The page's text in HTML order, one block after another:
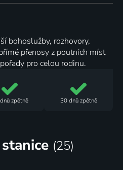
bohoslužby, rozhovory,
přenosy z poutních míst
pro celou rodinu.
zpětně 30 dnů zpětně
(25)